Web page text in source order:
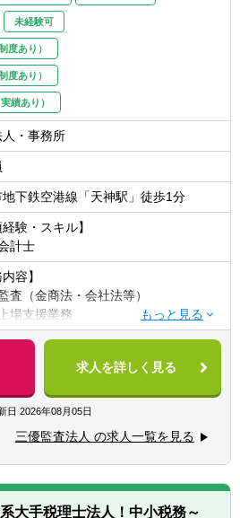
、同社の考え方に共感いただける方
未経験可
度あり）
度あり）
績あり）
人・事務所
下鉄空港線「天神駅」徒歩1分
経験・スキル】
計士
容】
査（金商法・会社法等）
場支援業務
の任意監査
求人を詳しく見る
日 2026年08月05日
三優監査法人 の求人一覧を見る
大手税理士法人！中小税務～